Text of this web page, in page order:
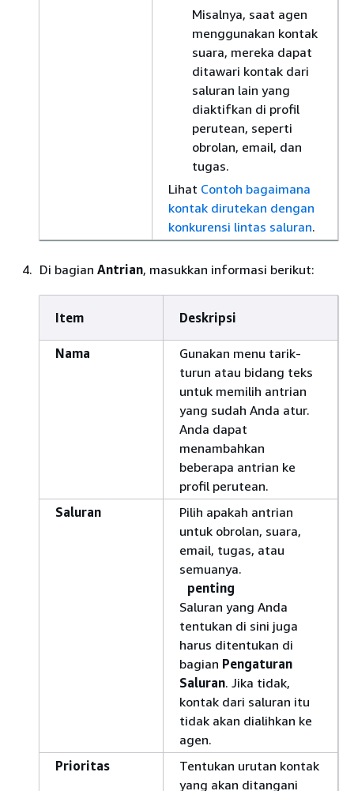
Misalnya, saat agen
menggunakan kontak
suara, mereka dapat
ditawari kontak dari
saluran lain yang
diaktifkan di profil
perutean, seperti
obrolan, email, dan
tugas.
Lihat Contoh bagaimana
kontak dirutekan dengan
konkurensi lintas saluran.
Di bagian Antrian, masukkan informasi berikut:
Item Deskripsi
Nama
Gunakan menu tarik-
turun atau bidang teks
untuk memilih antrian
yang sudah Anda atur.
Anda dapat
menambahkan
beberapa antrian ke
profil perutean.
Saluran
Pilih apakah antrian
untuk obrolan, suara,
email, tugas, atau
semuanya.
penting
Saluran yang Anda
tentukan di sini juga
harus ditentukan di
bagian Pengaturan
Saluran. Jika tidak,
kontak dari saluran itu
tidak akan dialihkan ke
agen.
Prioritas
Tentukan urutan kontak
yang akan ditangani